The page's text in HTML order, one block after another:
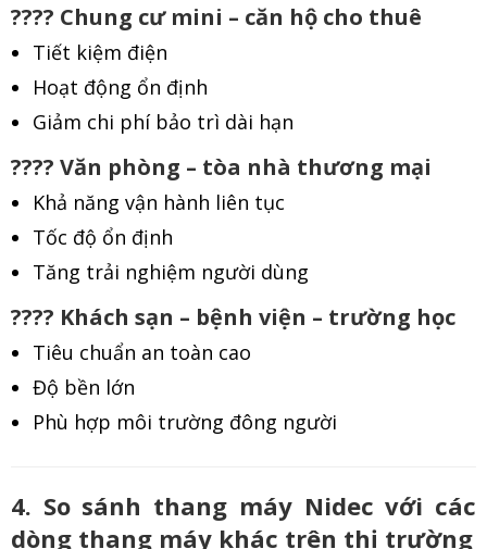
???? Chung cư mini – căn hộ cho thuê
Tiết kiệm điện
Hoạt động ổn định
Giảm chi phí bảo trì dài hạn
???? Văn phòng – tòa nhà thương mại
Khả năng vận hành liên tục
Tốc độ ổn định
Tăng trải nghiệm người dùng
???? Khách sạn – bệnh viện – trường học
Tiêu chuẩn an toàn cao
Độ bền lớn
Phù hợp môi trường đông người
4. So sánh thang máy Nidec với các
dòng thang máy khác trên thị trường